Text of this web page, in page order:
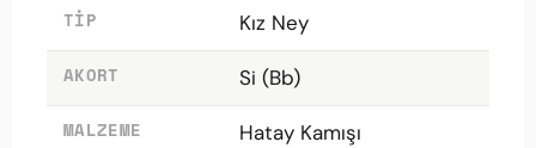
TIP Kız Ney
AKORT Si (Bb)
MALZEME Hatay Kamışı